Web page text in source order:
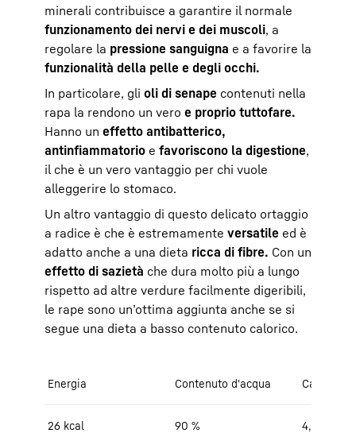
minerali contribuisce a garantire il normale
funzionamento dei nervi e dei muscoli, a
regolare la pressione sanguigna e a favorire la
funzionalità della pelle e degli occhi.
In particolare, gli oli di senape contenuti nella
rapa la rendono un vero e proprio tuttofare.
Hanno un effetto antibatterico,
antinfiammatorio e favoriscono la digestione,
il che è un vero vantaggio per chi vuole
alleggerire lo stomaco.
Un altro vantaggio di questo delicato ortaggio
a radice è che è estremamente versatile ed è
adatto anche a una dieta ricca di fibre. Con un
effetto di sazietà che dura molto più a lungo
rispetto ad altre verdure facilmente digeribili,
le rape sono un’ottima aggiunta anche se si
segue una dieta a basso contenuto calorico.
Energia Contenuto d'acqua
26 kcal 90 % 4,7 g